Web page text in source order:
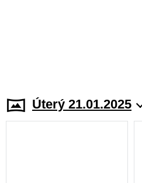
Úterý 21.01.2025